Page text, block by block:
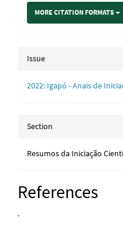
MORE CITATION FORMATS
Issue
2022: Igapó - Anais de
Section
Resumos da Iniciação
References
.